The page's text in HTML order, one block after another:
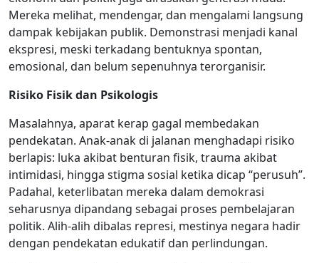
Mereka melihat, mendengar, dan mengalami langsung
dampak kebijakan publik. Demonstrasi menjadi kanal
ekspresi, meski terkadang bentuknya spontan,
emosional, dan belum sepenuhnya terorganisir.
Risiko Fisik dan Psikologis
Masalahnya, aparat kerap gagal membedakan
pendekatan. Anak-anak di jalanan menghadapi risiko
berlapis: luka akibat benturan fisik, trauma akibat
intimidasi, hingga stigma sosial ketika dicap “perusuh”.
Padahal, keterlibatan mereka dalam demokrasi
seharusnya dipandang sebagai proses pembelajaran
politik. Alih-alih dibalas represi, mestinya negara hadir
dengan pendekatan edukatif dan perlindungan.